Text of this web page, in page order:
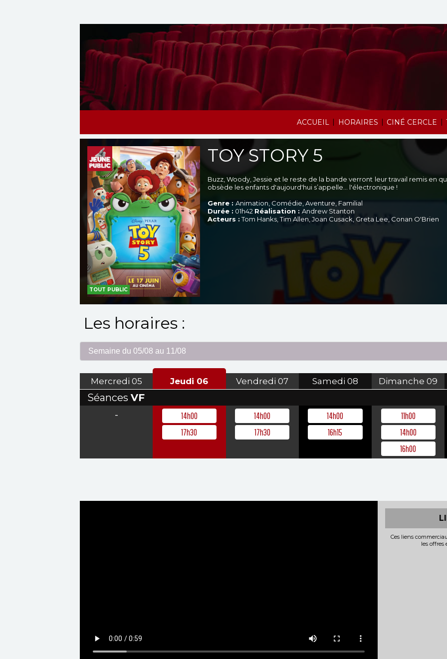
ACCUEIL | HORAIRES | CINÉ CERCLE |
TOUT PUBLIC
TOY STORY 5
Buzz, Woody, Jessie et le reste de la bande verront leur travail remis en
obsède les enfants d'aujourd'hui s’appelle... l'électronique !
Genre : Animation, Comédie, Aventure, Familial
Durée : 01h42 Réalisation : Andrew Stanton
Acteurs :Tom Hanks, Tim Allen, Joan Cusack, Greta Lee, Conan O'Brien
Les horaires :
Mercredi 05 Jeudi 06 Vendredi 07 Samedi 08 Dimanche 09
Séances VF
-
14h00
17h30
14h00
17h30
14h00
16h15
11h00
14h00
16h00
Ces liens
les offres